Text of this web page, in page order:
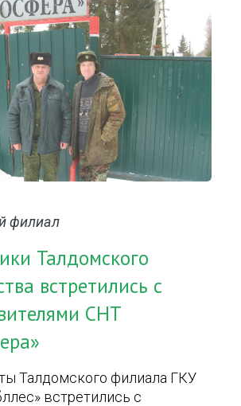
филиал
Талдомского
встретились с
СНТ
Талдомского филиала ГКУ
встретились с